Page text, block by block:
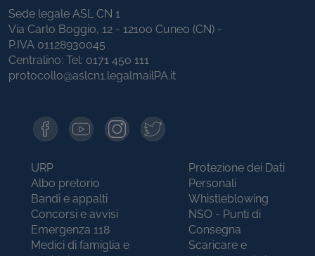
Sede legale ASL CN 1
Via Carlo Boggio, 12 - 12100 Cuneo (CN) -
P.IVA 01128930045
Centralino: Tel: 0171 450 111
protocollo@aslcn1.legalmailPA.it
URP
Albo pretorio
Bandi e appalti
Concorsi e avvisi
Emergenza 118
Medici di famiglia e
Protezione dei Dati
Personali
Whistleblowing
NSO - Punti di
Consegna
Scaricare e